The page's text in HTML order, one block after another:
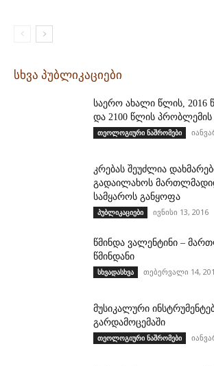
სხვა პუბლიკაციები
საერო ახალი წლის, 2016
და 2100 წლის პრობლემის
თეოლოგიური ნაშრომები
კრებას შეუძლია
გადაილახოს
სამყაროს განყოფა
პუბლიკაციები ივნისი 13, 2016
წმინდა ვალენტინი –
წმინდანი
სხვადასხვა თებერვალი 14,
მუსიკალური
გარდამოცემაში
თეოლოგიური ნაშრომები